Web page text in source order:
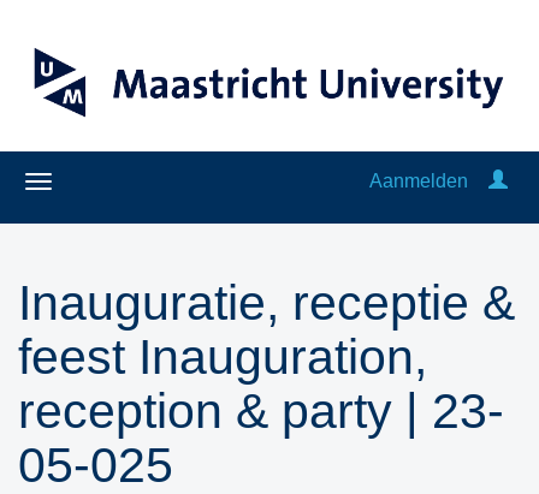
Aanmelden
Inauguratie, receptie &
feest Inauguration,
reception & party | 23-
05-025